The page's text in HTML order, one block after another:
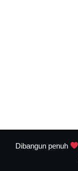
Dibangun penuh